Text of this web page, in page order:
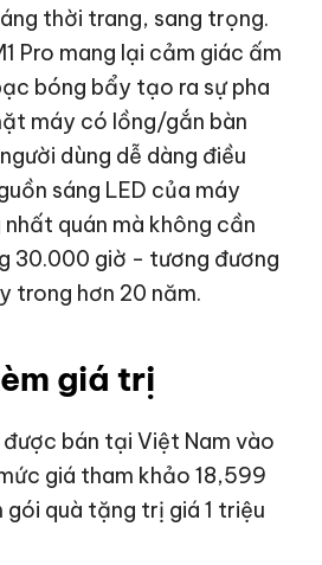
thời trang, sang trọng.
Pro mang lại cảm giác ấm
bóng bẩy tạo ra sự pha
máy có lồng/gắn bàn
dùng dễ dàng điều
sáng LED của máy
quán mà không cần
30.000 giờ - tương đương
trong hơn 20 năm.
giá trị
bán tại Việt Nam vào
giá tham khảo 18,599
quà tặng trị giá 1 triệu